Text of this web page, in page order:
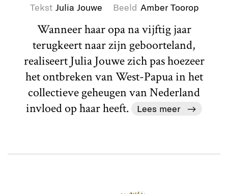
Tekst Julia Jouwe Beeld Amber Toorop
Wanneer haar opa na vijftig jaar
terugkeert naar zijn geboorteland,
realiseert Julia Jouwe zich pas hoezeer
het ontbreken van West-Papua in het
collectieve geheugen van Nederland
invloed op haar heeft.
Lees meer